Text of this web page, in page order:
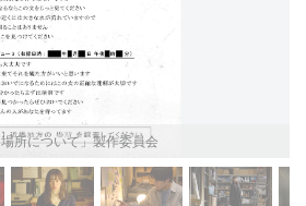
所について」製作委員会